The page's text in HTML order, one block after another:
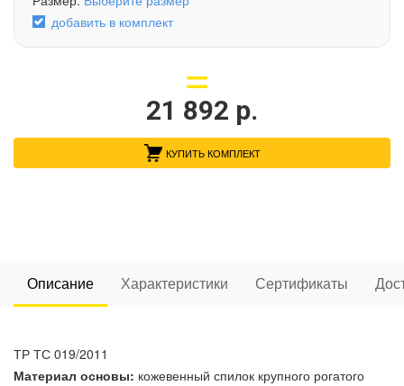
добавить в комплект
21 892 р.
КУПИТЬ КОМПЛЕКТ
Описание Характеристики Сертификаты
ТР ТС 019/2011
Материал основы: кожевенный спилок крупного рогатого